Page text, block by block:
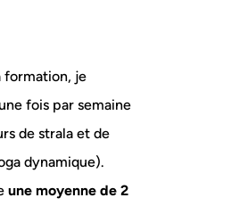
formation, je
fois par semaine
de strala et de
dynamique).
une moyenne de 2